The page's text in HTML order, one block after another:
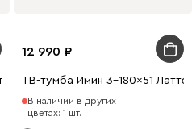
12 990
ТВ-тумба Имин 3-180x51 Латте
В наличии в других
цветах: 1 шт.